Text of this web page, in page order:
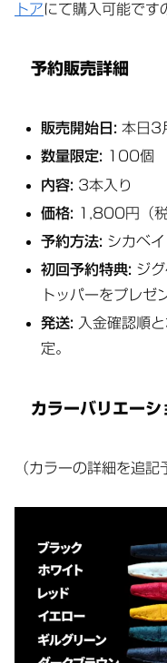
トアにて購入可能です
予約販売詳細
販売開始日: 本日3
数量限定: 100個
内容: 3本入り
価格: 1,800円（税
予約方法: シカベ
初回予約特典: ジ
トッパーをプレゼ
発送: 入金確認順
定。
カラーバリエーシ
（カラーの詳細を追記